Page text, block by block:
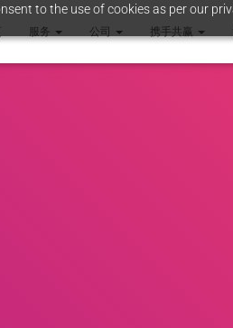
to the use of cookies as per our
服务 公司 携手共赢